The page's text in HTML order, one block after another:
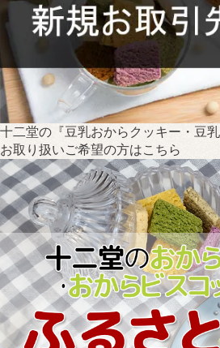
十二堂の『豆乳おからクッキー・豆
お取り扱いご希望の方はこちら